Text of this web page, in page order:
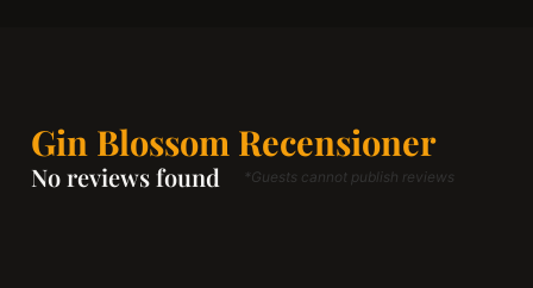
Gin Blossom Recensioner
No reviews found *Guests cannot publish reviews